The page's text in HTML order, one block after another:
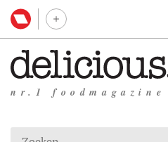
nr.1 foodmagazine